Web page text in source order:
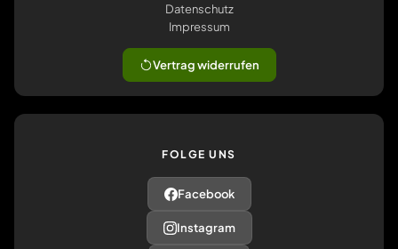
Datenschutz
Impressum
Vertrag widerrufen
FOLGE UNS
Facebook
Instagram